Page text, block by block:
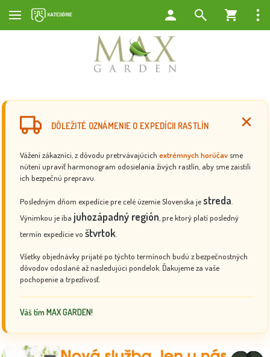
DÔLEŽITÉ OZNÁMENIE O EXPEDÍCII RASTLÍN
Vážení zákazníci, z dôvodu pretrvávajúcich extrémnych horúčav sme
nútení upraviť harmonogram odosielania živých rastlín, aby sme zaistili
ich bezpečnú prepravu.
Posledným dňom expedície pre celé územie Slovenska jestreda
Výnimkou je iba juhozápadný región , pre ktorý platí posledný
termín expedície vo štvrtok
Všetky objednávky prijaté po týchto termínoch budú z bezpečnostných
dôvodov odoslané až nasledujúci pondelok. Ďakujeme za vaše
pochopenie a trpezlivosť.
Váš tím MAX GARDEN!